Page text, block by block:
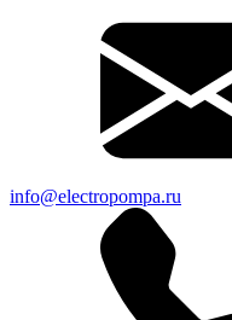
info@electropompa.ru